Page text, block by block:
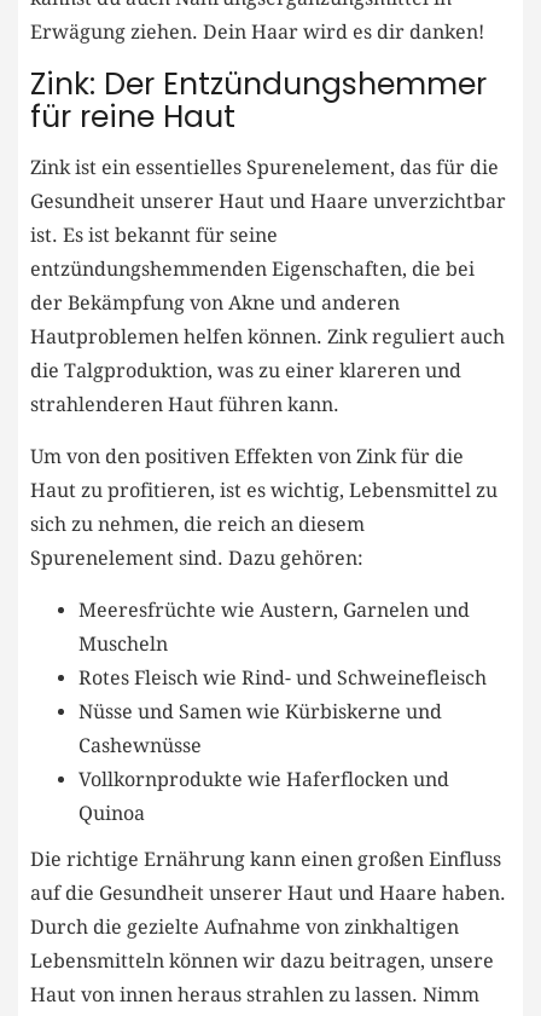
Erwägung ziehen. Dein Haar wird es dir danken!
Zink: Der Entzündungshemmer
für reine Haut
Zink ist ein essentielles Spurenelement, das für die
Gesundheit unserer Haut und Haare unverzichtbar
ist. Es ist bekannt für seine
entzündungshemmenden Eigenschaften, die bei
der Bekämpfung von Akne und anderen
Hautproblemen helfen können. Zink reguliert auch
die Talgproduktion, was zu einer klareren und
strahlenderen Haut führen kann.
Um von den positiven Effekten von Zink für die
Haut zu profitieren, ist es wichtig, Lebensmittel zu
sich zu nehmen, die reich an diesem
Spurenelement sind. Dazu gehören:
Meeresfrüchte wie Austern, Garnelen und
Muscheln
Rotes Fleisch wie Rind- und Schweinefleisch
Nüsse und Samen wie Kürbiskerne und
Cashewnüsse
Vollkornprodukte wie Haferflocken und
Quinoa
Die richtige Ernährung kann einen großen Einfluss
auf die Gesundheit unserer Haut und Haare haben.
Durch die gezielte Aufnahme von zinkhaltigen
Lebensmitteln können wir dazu beitragen, unsere
Haut von innen heraus strahlen zu lassen. Nimm